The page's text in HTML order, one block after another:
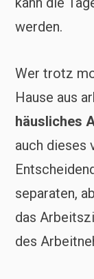
werden.
Wer trotz
Hause aus
häusliches
auch dieses
separaten,
das
des